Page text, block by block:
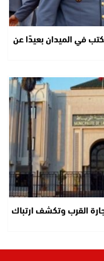
في الميدان بعيدًا عن
القرب وتكشف ارتباك